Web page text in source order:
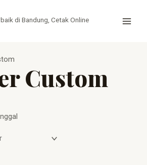
di Bandung, Cetak Online
Custom